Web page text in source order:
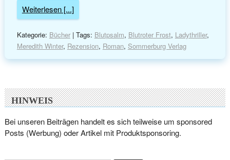
Weiterlesen [...]
Kategorie: Bücher| Tags: Blutpsalm, Blutroter Frost, Ladythriller,
Meredith Winter, Rezension, Roman, Sommerburg Verlag
HINWEIS
Bei unseren Beiträgen handelt es sich teilweise um sponsored
Posts (Werbung) oder Artikel mit Produktsponsoring.